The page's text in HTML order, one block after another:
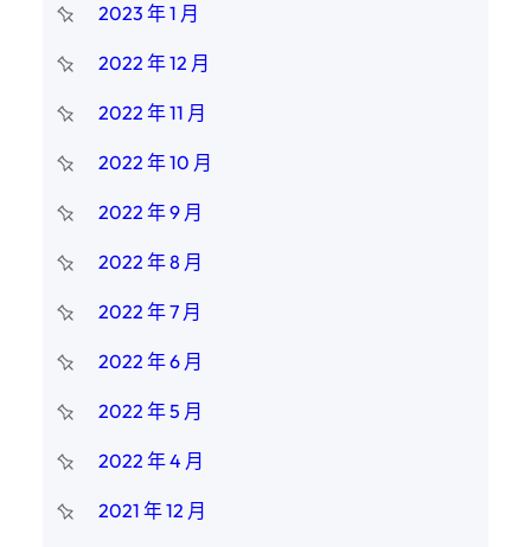
2023 年 1 月
2022 年 12 月
2022 年 11 月
2022 年 10 月
2022 年 9 月
2022 年 8 月
2022 年 7 月
2022 年 6 月
2022 年 5 月
2022 年 4 月
2021 年 12 月